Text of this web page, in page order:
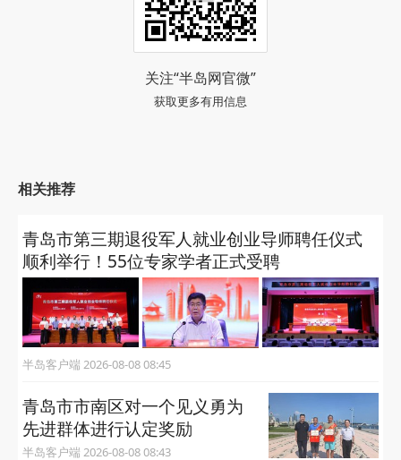
关注“半岛网官微”
获取更多有用信息
相关推荐
青岛市第三期退役军人就业创业导师聘任仪式
顺利举行！55位专家学者正式受聘
半岛客户端 2026-08-08 08:45
青岛市市南区对一个见义勇为
先进群体进行认定奖励
半岛客户端 2026-08-08 08:43